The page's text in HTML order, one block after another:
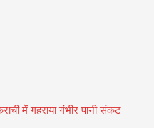
में गहराया गंभीर पानी संकट